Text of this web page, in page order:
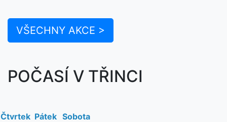
VŠECHNY AKCE >
POČASÍ V TŘINCI
Čtvrtek Pátek Sobota